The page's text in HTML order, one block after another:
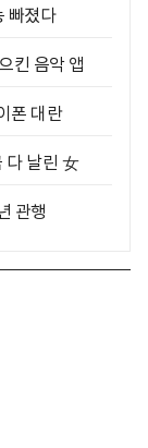
빠졌다
킨 음악 앱
폰 대란
다 날린 女
관행